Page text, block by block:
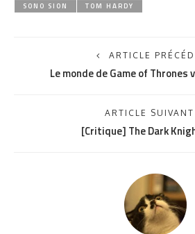
SONO SION
TOM HARDY
ARTICLE
Le monde de Game of Thrones
ARTICLE SUIVANT
[Critique] The Dark